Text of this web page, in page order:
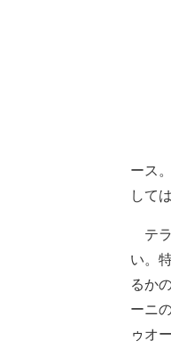
ース
して
テ
い。
るか
ーニ
ゥオ